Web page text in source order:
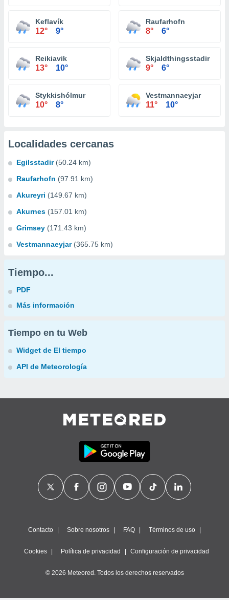
Keflavík
12° 9°
Raufarhofn
8° 6°
Reikiavik
13° 10°
Skjaldthingsstadir
9° 6°
Stykkishólmur
10° 8°
Vestmannaeyjar
11° 10°
Localidades cercanas
Egilsstadir (50.24 km)
Raufarhofn (97.91 km)
Akureyri (149.67 km)
Akurnes (157.01 km)
Grimsey (171.43 km)
Vestmannaeyjar (365.75 km)
Tiempo...
PDF
Más información
Tiempo en tu Web
Widget de El tiempo
API de Meteorología
Contacto Sobre nosotros FAQ Términos de uso
Cookies Política de privacidad Configuración de privacidad
© 2026 Meteored. Todos los derechos reservados